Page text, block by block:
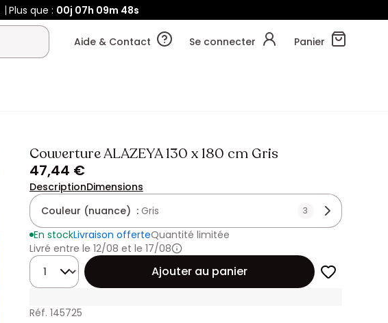
Plus que : 00j 07h 09m 45s
Aide & Contact Se connecter Panier
Couverture ALAZEYA 130 x 180 cm Gris
47,44 €
DescriptionDimensions
Couleur (nuance) : Gris 3
En stockLivraison offerteQuantité limitée
Livré entre le 12/08 et le 17/08
Quantité
Ajouter au panier
Réf. 145725